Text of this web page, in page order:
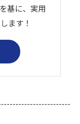
基に、実用
ます！